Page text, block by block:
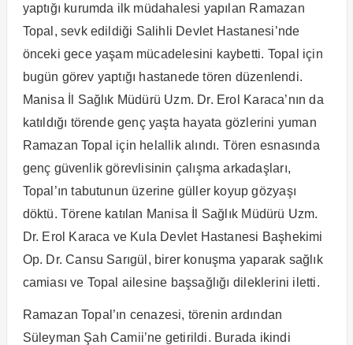
yaptığı kurumda ilk müdahalesi yapılan Ramazan
Topal, sevk edildiği Salihli Devlet Hastanesi’nde
önceki gece yaşam mücadelesini kaybetti. Topal için
bugün görev yaptığı hastanede tören düzenlendi.
Manisa İl Sağlık Müdürü Uzm. Dr. Erol Karaca’nın da
katıldığı törende genç yaşta hayata gözlerini yuman
Ramazan Topal için helallik alındı. Tören esnasında
genç güvenlik görevlisinin çalışma arkadaşları,
Topal’ın tabutunun üzerine güller koyup gözyaşı
döktü. Törene katılan Manisa İl Sağlık Müdürü Uzm.
Dr. Erol Karaca ve Kula Devlet Hastanesi Başhekimi
Op. Dr. Cansu Sarıgül, birer konuşma yaparak sağlık
camiası ve Topal ailesine başsağlığı dileklerini iletti.
Ramazan Topal’ın cenazesi, törenin ardından
Süleyman Şah Camii’ne getirildi. Burada ikindi